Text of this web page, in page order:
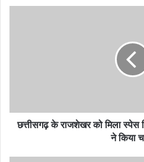
छत्तीसगढ़ के राजशेखर को मिला स्पेस
ने किया